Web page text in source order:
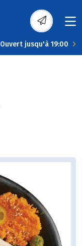
Ouvert jusqu'à 19:00